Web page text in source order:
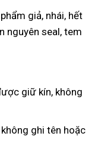
giả, nhái, hết
nguyên seal, tem
giữ kín, không
ghi tên hoặc